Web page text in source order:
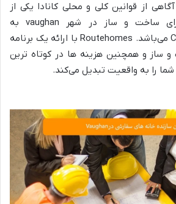
از قوانین کلی و محلی کانادا یکی از
بهترین انتخاب ها برای ساخت و ساز در شهر vaughan به
خصوصCustom homes می‌باشد. Routehomes با ارائه یک برنامه
ساز و همچنین هزینه ها در کوتاه ترین
را به واقعیت تبدیل می‌کند.